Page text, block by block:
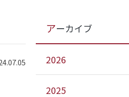
アーカイブ
2026
2025